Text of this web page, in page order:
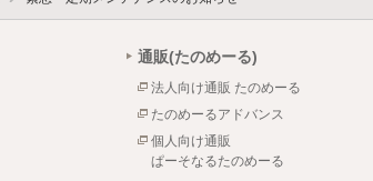
通販(たのめーる)
法人向け通販 たのめーる
たのめーるアドバンス
個人向け通販
ぱーそなるたのめーる